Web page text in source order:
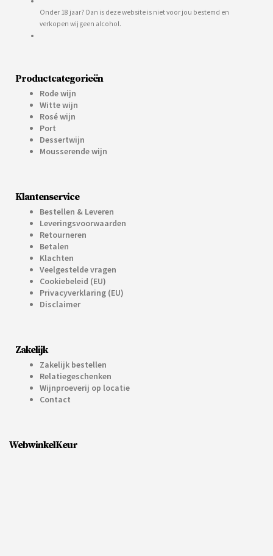
Onder 18 jaar? Dan is deze website is niet voor jou bestemd en
verkopen wij geen alcohol.
Productcategorieën
Rode wijn
Witte wijn
Rosé wijn
Port
Dessertwijn
Mousserende wijn
Klantenservice
Bestellen & Leveren
Leveringsvoorwaarden
Retourneren
Betalen
Klachten
Veelgestelde vragen
Cookiebeleid (EU)
Privacyverklaring (EU)
Disclaimer
Zakelijk
Zakelijk bestellen
Relatiegeschenken
Wijnproeverij op locatie
Contact
WebwinkelKeur